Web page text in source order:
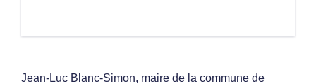
Jean-Luc Blanc-Simon, maire de la commune de